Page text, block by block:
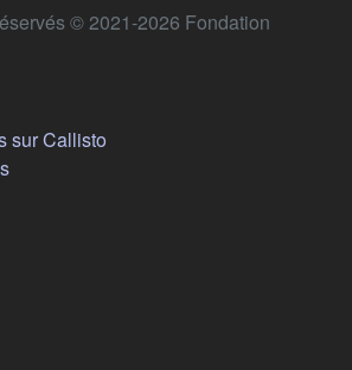
© 2021-2026 Fondation
sur Callisto